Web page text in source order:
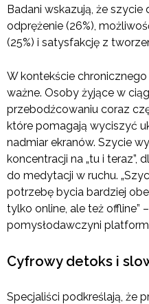
Badani wskazują, że
odprężenie (26%),
(25%) i satysfakcję z
W kontekście
ważne. Osoby żyjące w
przebodźcowaniu coraz
które pomagają wyciszyć
nadmiar ekranów. Szycie
koncentracji na „tu i
do medytacji w ruchu.
potrzebę bycia bardziej
tylko online, ale też offline”
pomysłodawczyni
Cyfrowy detoks i
Specjaliści podkreślają, że